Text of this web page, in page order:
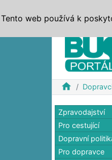
home
Zpravodajství
Pro cestující
Dopravní
Pro dopravce
Tento web používá k